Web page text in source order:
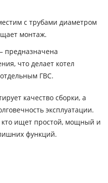
с трубами диаметром
монтаж.
предназначена
что делает котел
ГВС.
качество сборки, а
эксплуатации.
кто ищет простой, мощный и
функций.